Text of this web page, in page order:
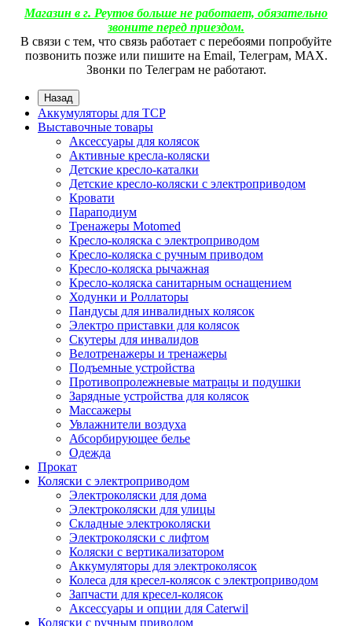
Магазин в г. Реутов больше не работает, обязательно
звоните перед приездом.
В связи с тем, что связь работает с перебоями попробуйте
позвонить позже или пишите на Email, Телеграм, МАХ.
Звонки по Телеграм не работают.
Назад
Аккумуляторы для ТСР
Выставочные товары
Аксессуары для колясок
Активные кресла-коляски
Детские кресло-каталки
Детские кресло-коляски с электроприводом
Кровати
Параподиум
Тренажеры Motomed
Кресло-коляска с электроприводом
Кресло-коляска с ручным приводом
Кресло-коляска рычажная
Кресло-коляска санитарным оснащением
Ходунки и Роллаторы
Пандусы для инвалидных колясок
Электро приставки для колясок
Скутеры для инвалидов
Велотренажеры и тренажеры
Подъемные устройства
Противопролежневые матрацы и подушки
Зарядные устройства для колясок
Массажеры
Увлажнители воздуха
Абсорбирующее белье
Одежда
Прокат
Коляски с электроприводом
Электроколяски для дома
Электроколяски для улицы
Складные электроколяски
Электроколяски с лифтом
Коляски с вертикализатором
Аккумуляторы для электроколясок
Колеса для кресел-колясок с электроприводом
Запчасти для кресел-колясок
Аксессуары и опции для Caterwil
Коляски с ручным приводом